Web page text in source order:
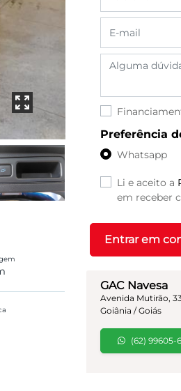
GAC Navesa
Avenida Mutirão,
Goiânia / Goiás
(62) 99605-
Preferência
Whatsapp
Li e aceito a
em receber
Entrar em